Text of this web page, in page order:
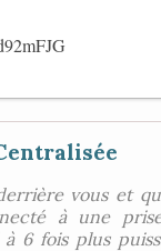
vous et
à une
6 fois plus